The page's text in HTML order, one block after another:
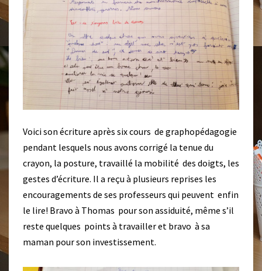
Voici son écriture après six cours de graphopédagogie
pendant lesquels nous avons corrigé la tenue du
crayon, la posture, travaillé la mobilité des doigts, les
gestes d’écriture. Il a reçu à plusieurs reprises les
encouragements de ses professeurs qui peuvent enfin
le lire! Bravo à Thomas pour son assiduité, même s’il
reste quelques points à travailler et bravo à sa
maman pour son investissement.